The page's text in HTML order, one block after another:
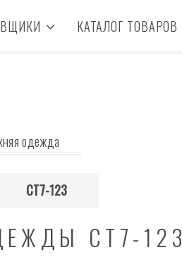
КАТАЛОГ ТОВАРОВ
одежда
СТ7-123
СТ7-123